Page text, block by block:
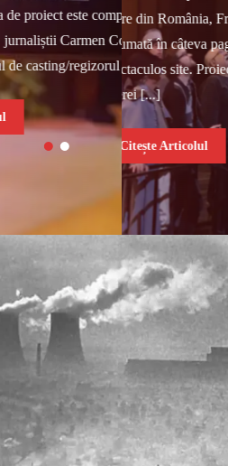
este compusă din criticul
Corbu și Nicu Ilie
regizorul Cătălin [...]
teatre din România, Franța sau
rezumată în câteva pagini ale
spectaculos site. Proiectul de a
operei [...]
Citește Articolul